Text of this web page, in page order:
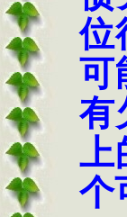
位
可
有
上
个